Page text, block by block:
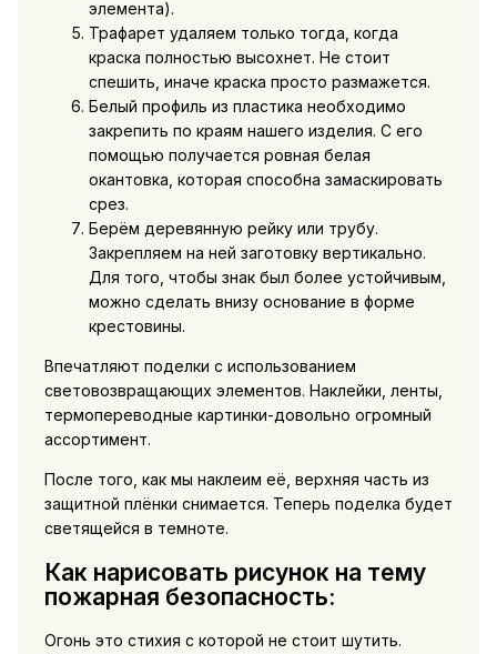
элемента).
Трафарет удаляем только тогда, когда
краска полностью высохнет. Не стоит
спешить, иначе краска просто размажется.
Белый профиль из пластика необходимо
закрепить по краям нашего изделия. С его
помощью получается ровная белая
окантовка, которая способна замаскировать
срез.
Берём деревянную рейку или трубу.
Закрепляем на ней заготовку вертикально.
Для того, чтобы знак был более устойчивым,
можно сделать внизу основание в форме
крестовины.
Впечатляют поделки с использованием
световозвращающих элементов. Наклейки, ленты,
термопереводные картинки-довольно огромный
ассортимент.
После того, как мы наклеим её, верхняя часть из
защитной плёнки снимается. Теперь поделка будет
светящейся в темноте.
Как нарисовать рисунок на тему
пожарная безопасность:
Огонь это стихия с которой не стоит шутить.